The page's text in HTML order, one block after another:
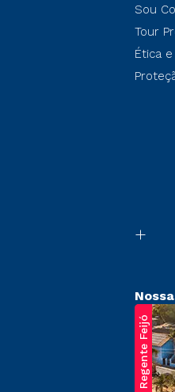
Sou
Tour
Ética
Regente Feijó